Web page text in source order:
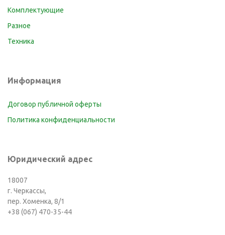
Комплектующие
Разное
Техника
Информация
Договор публичной оферты
Политика конфиденциальности
Юридический адрес
18007
г. Черкассы,
пер. Хоменка, 8/1
+38 (067) 470-35-44